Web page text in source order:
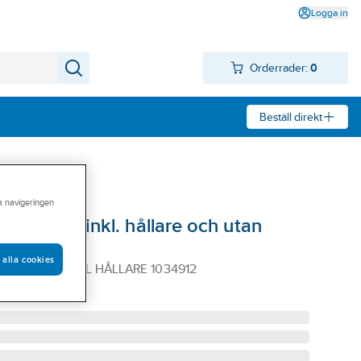
Logga in
Orderrader: 0
Beställ direkt
inkl. hållare och utan
15M SS INKL HÅLLARE 1034912
navigeringen
alla cookies